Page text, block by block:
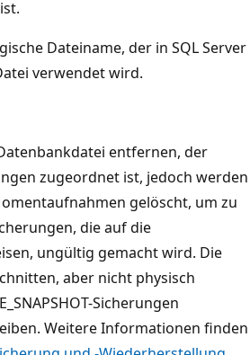
Dateiname, der in SQL Server
verwendet wird.
entfernen, der
zugeordnet ist, jedoch werden
gelöscht, um zu
die auf die
ungültig gemacht wird. Die
aber nicht physisch
Sicherungen
Weitere Informationen finden